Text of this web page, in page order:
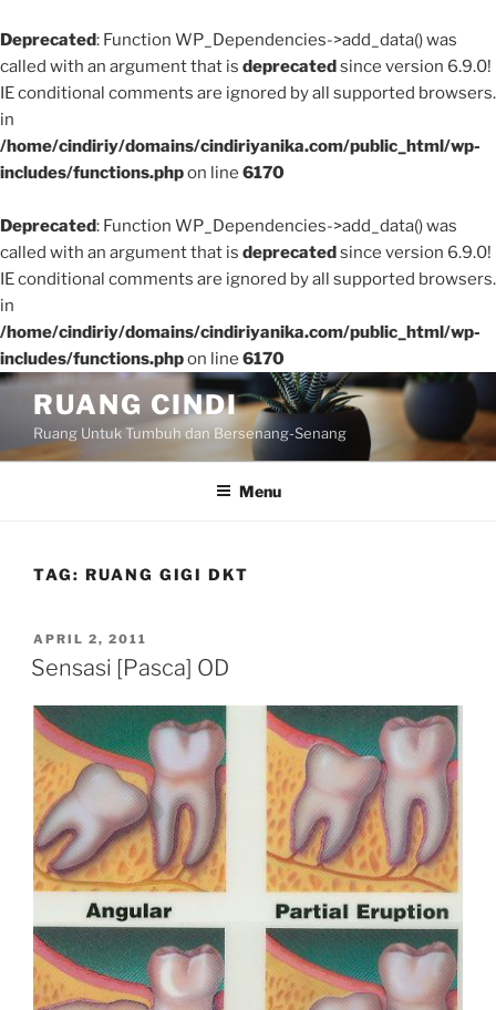
Deprecated: Function WP_Dependencies->add_data() was
called with an argument that is deprecatedsince version 6.9.0!
IE conditional comments are ignored by all supported browsers.
in
/home/cindiriy/domains/cindiriyanika.com/public_html/wp-
includes/functions.phpon line 6170
Deprecated: Function WP_Dependencies->add_data() was
called with an argument that is deprecatedsince version 6.9.0!
IE conditional comments are ignored by all supported browsers.
in
/home/cindiriy/domains/cindiriyanika.com/public_html/wp-
includes/functions.phpon line 6170
Skip
content
RUANG CINDI
Ruang Untuk Tumbuh dan Bersenang-Senang
Menu
TAG: RUANG GIGI DKT
POSTED
ON
APRIL 2, 2011
Sensasi [Pasca] OD